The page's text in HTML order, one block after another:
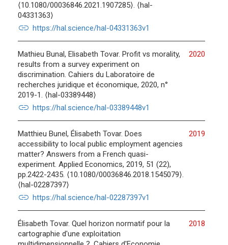
⟨10.1080/00036846.2021.1907285⟩. ⟨hal-
04331363⟩
link https://hal.science/hal-04331363v1
2020
Mathieu Bunal, Elisabeth Tovar. Profit vs morality,
results from a survey experiment on
discrimination. Cahiers du Laboratoire de
recherches juridique et économique, 2020, n°
2019-1. ⟨hal-03389448⟩
link https://hal.science/hal-03389448v1
2019
Matthieu Bunel, Élisabeth Tovar. Does
accessibility to local public employment agencies
matter? Answers from a French quasi-
experiment. Applied Economics, 2019, 51 (22),
pp.2422-2435. ⟨10.1080/00036846.2018.1545079⟩.
⟨hal-02287397⟩
link https://hal.science/hal-02287397v1
2018
Élisabeth Tovar. Quel horizon normatif pour la
cartographie d'une exploitation